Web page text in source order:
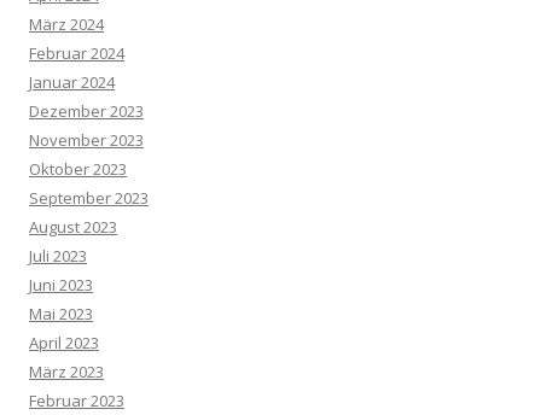
März 2024
Februar 2024
Januar 2024
Dezember 2023
November 2023
Oktober 2023
September 2023
August 2023
Juli 2023
Juni 2023
Mai 2023
April 2023
März 2023
Februar 2023